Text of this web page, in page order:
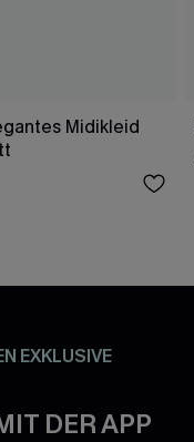
Midikleid
EXKLUSIVE
DER APP